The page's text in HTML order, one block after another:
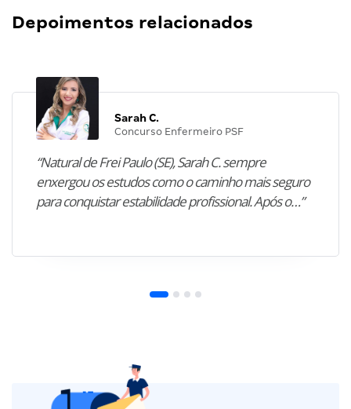
Depoimentos relacionados
Sarah C.
Concurso Enfermeiro PSF
“Natural de Frei Paulo (SE), Sarah C. sempre
enxergou os estudos como o caminho mais seguro
para conquistar estabilidade profissional. Após o…”